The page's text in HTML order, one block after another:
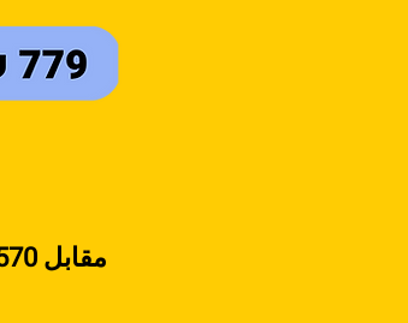
مقابل 570 شيكل فقط، ستحصلون على-